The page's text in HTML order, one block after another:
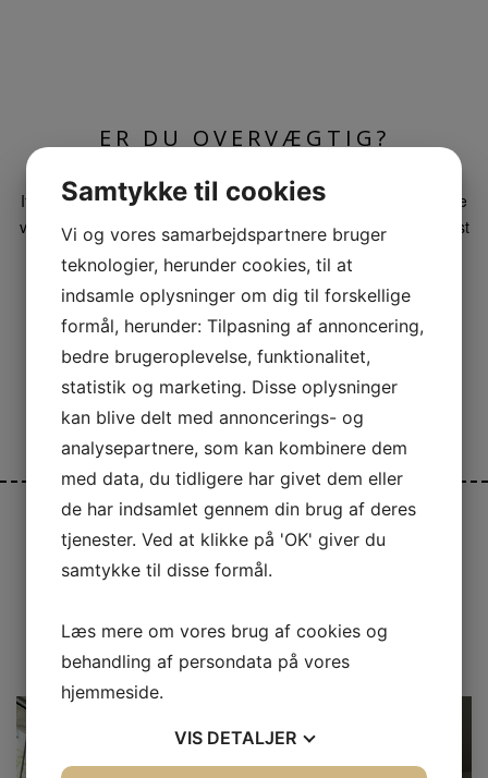
ER DU OVERVÆGTIG?
Ifølge National Institutes of Health er mere end en tredjedel af de
voksne amerikanere overvægtige. Det betyder, at de vejer mindst
20 % mere end deres ideelle kropsvægt. Fedme kan føre til en
række sundhedsproblemer, herunder hjertesygdomme,
slagtilfælde, diabetes og […]
Læs mere
Indlæg af:Jonas Dato: marts 28, 2022 Kategori: Mad
Samtykke til cookies
Vi og vores samarbejdspartnere bruger
teknologier, herunder cookies, til at
indsamle oplysninger om dig til forskellige
formål, herunder: Tilpasning af annoncering,
bedre brugeroplevelse, funktionalitet,
statistik og marketing. Disse oplysninger
kan blive delt med annoncerings- og
analysepartnere, som kan kombinere dem
med data, du tidligere har givet dem eller
de har indsamlet gennem din brug af deres
tjenester. Ved at klikke på 'OK' giver du
samtykke til disse formål.
Læs mere om vores brug af cookies og
behandling af persondata på vores
hjemmeside.
VIS DETALJER